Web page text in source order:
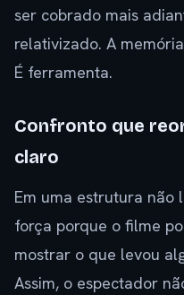
ser cobrado mais
relativizado. A
É ferramenta.
Confronto que
claro
Em uma estrutura não
força porque o filme
mostrar o que levou
Assim, o espectador